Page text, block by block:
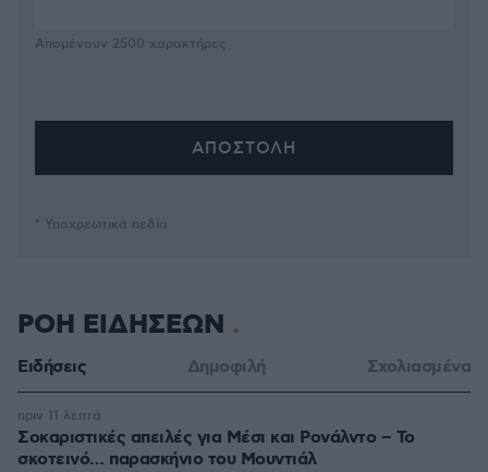
Απομένουν 2500 χαρακτήρες
* Υποχρεωτικά πεδία
ΡΟΗ ΕΙΔΗΣΕΩΝ
Ειδήσεις Δημοφιλή Σχολιασμένα
Σοκαριστικές απειλές για Μέσι και Ρονάλντο – Το
σκοτεινό… παρασκήνιο του Μουντιάλ
πριν 11 λεπτά